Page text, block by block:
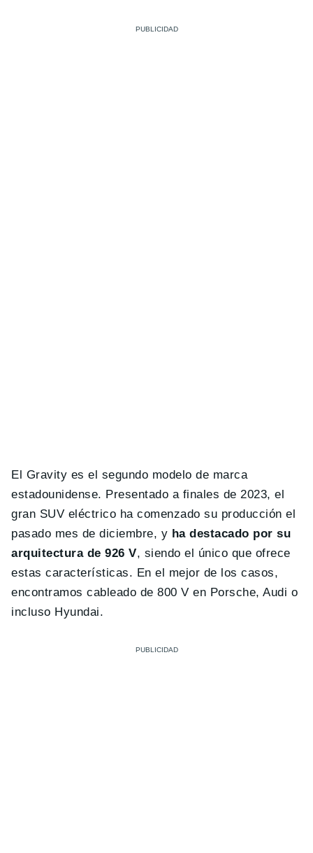
El Gravity es el segundo modelo de marca
estadounidense. Presentado a finales de 2023, el
gran SUV eléctrico ha comenzado su producción el
pasado mes de diciembre, y ha destacado por su
arquitectura de 926 V, siendo el único que ofrece
estas características. En el mejor de los casos,
encontramos cableado de 800 V en Porsche, Audi o
incluso Hyundai.